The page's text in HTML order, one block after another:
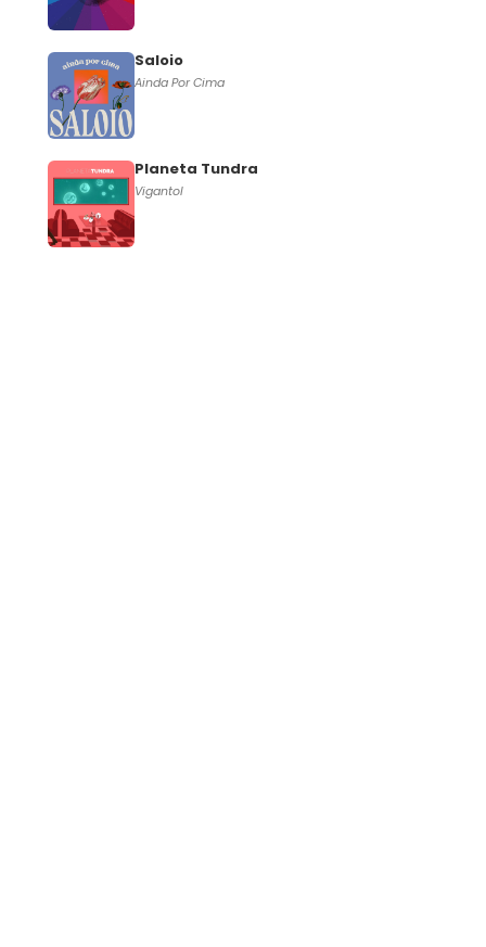
Saloio
Ainda Por Cima
Planeta Tundra
Vigantol